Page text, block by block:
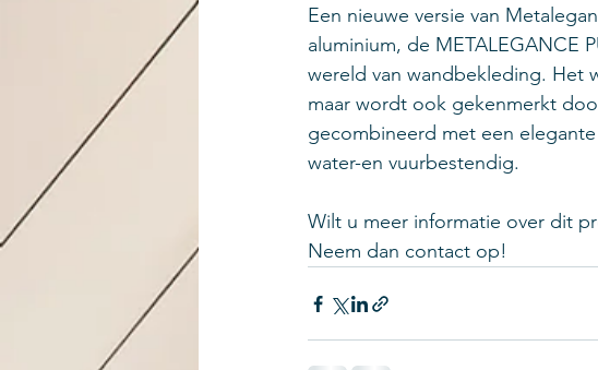
Een nieuwe versie van
aluminium, de METALEGANCE
wereld van wandbekleding. Het
maar wordt ook gekenmerkt
gecombineerd met een
water-en vuurbestendig.
Wilt u meer informatie over dit
Neem dan contact op!